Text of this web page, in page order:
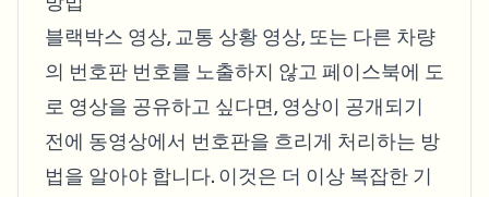
블랙박스 영상, 교통 상황 영상, 또는 다른 차량
의 번호판 번호를 노출하지 않고 페이스북에 도
로 영상을 공유하고 싶다면, 영상이 공개되기
전에 동영상에서 번호판을 흐리게 처리하는 방
법을 알아야 합니다. 이것은 더 이상 복잡한 기